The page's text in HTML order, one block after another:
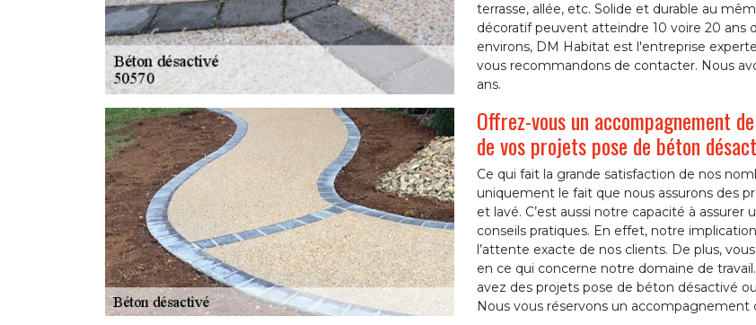
terrasse, allée, etc. Solide et durable au
décoratif peuvent atteindre 10 voire 20 ans
environs, DM Habitat est l'entreprise
vous recommandons de contacter. Nous
ans.
Offrez-vous un accompagnement
de vos projets pose de béton
Ce qui fait la grande satisfaction de nos
uniquement le fait que nous assurons des
et lavé. C’est aussi notre capacité à
conseils pratiques. En effet, notre
l’attente exacte de nos clients. De plus,
en ce qui concerne notre domaine de
avez des projets pose de béton désactivé
Nous vous réservons un accompagnement